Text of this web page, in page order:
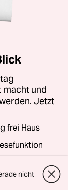
macht und
Jetzt
frei Haus
nicht